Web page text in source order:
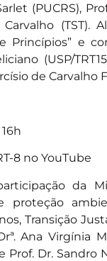
(PUCRS),
(TST).
Princípios” e
(USP/
de Carvalho
8 no YouTube
da
proteção
Transição
Ana Virgínia
Prof. Dr. Sandro